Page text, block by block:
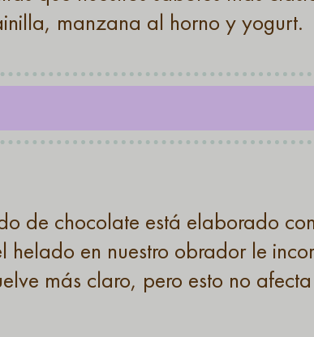
manzana al horno y yogurt.
de chocolate está elaborado
helado en nuestro obrador le
más claro, pero esto no